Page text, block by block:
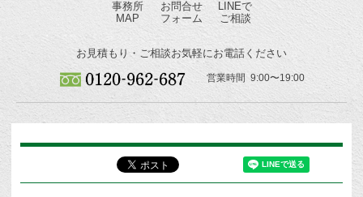
事務所
MAP
お問合せ
フォーム
LINEで
ご相談
お見積もり・ご相談お気軽にお電話ください
営業時間 9:00〜19:00